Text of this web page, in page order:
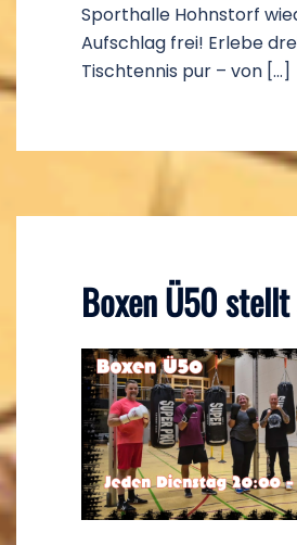
Sporthalle Hohnstorf
Aufschlag frei! Erlebe
Tischtennis pur – von […]
Boxen Ü50